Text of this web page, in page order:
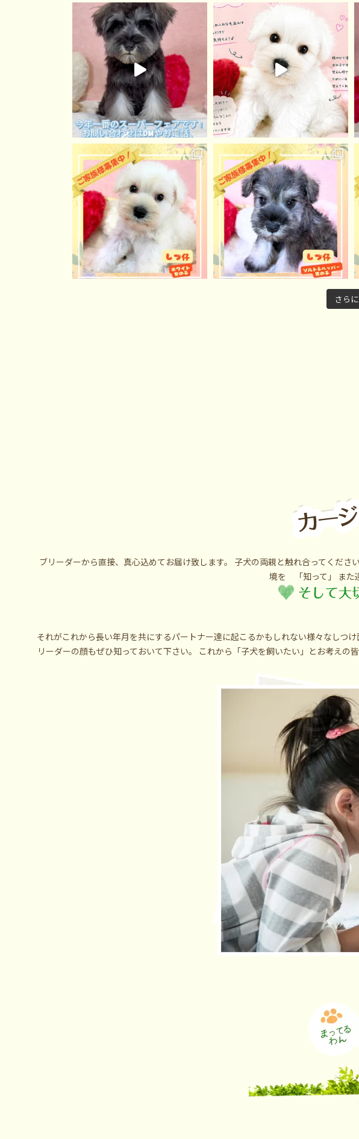
さら
ブリーダーから直接、真心込めてお届け致します。 子犬の両親と触れ合ってくだ
境を 「知って」 また
それがこれから長い年月を共にするパートナー達に起こるかもしれない様々なしつ
リーダーの顔もぜひ知っておいて下さい。 これから「子犬を飼いたい」とお考え